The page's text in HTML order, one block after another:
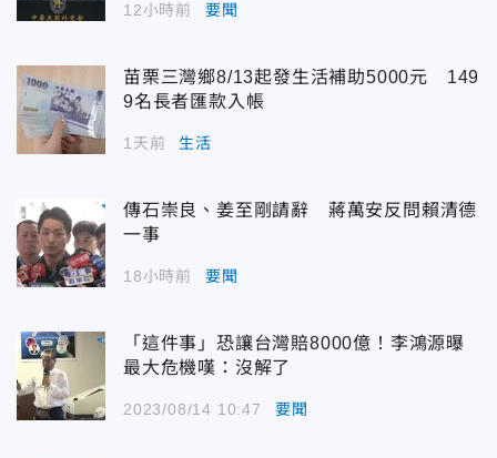
12小時前 要聞
苗栗三灣鄉8/13起發生活補助5000元 149
9名長者匯款入帳
1天前 生活
傳石崇良、姜至剛請辭 蔣萬安反問賴清德
一事
18小時前 要聞
「這件事」恐讓台灣賠8000億！李鴻源曝
最大危機嘆：沒解了
2023/08/14 10:47 要聞